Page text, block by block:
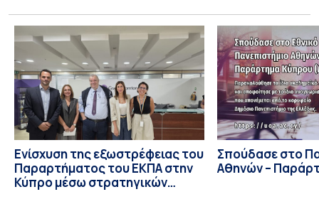
Ιουλίου στο Blagoevgrad της Βουλγαρίας. Σε αυτόν
συμμετείχαν 447 φοιτητές εκπροσωπώντας 135
πανεπιστήμια από 46 χώρες. Από την Ελλάδα, συμμετείχαν
επίσης το Εθνικό Μετσόβιο Πολυτεχνείο, το Αριστοτέλειο
Πανεπιστήμιο […]
Ενίσχυση της εξωστρέφειας του
Παραρτήματος του ΕΚΠΑ στην
Κύπρο μέσω στρατηγικών
Σπούδασε στο
Αθηνών –